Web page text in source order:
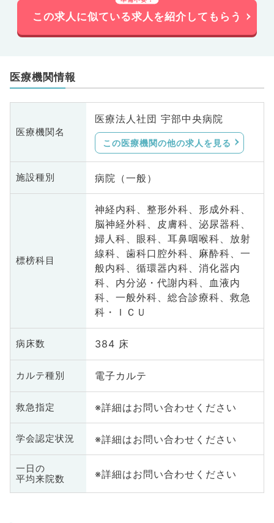
この求人に似ている求人を紹介してもらう
医療機関情報
医療機関名
医療法人社団 宇部中央病院
この医療機関の他の求人を見る
施設種別 病院（一般）
標榜科目
神経内科、整形外科、形成外科、
脳神経外科、皮膚科、泌尿器科、
婦人科、眼科、耳鼻咽喉科、放射
線科、歯科口腔外科、麻酔科、一
般内科、循環器内科、消化器内
科、内分泌・代謝内科、血液内
科、一般外科、総合診療科、救急
科・ＩＣＵ
病床数 384 床
カルテ種別 電子カルテ
救急指定 ※詳細はお問い合わせください
学会認定状況 ※詳細はお問い合わせください
一日の
平均来院数
※詳細はお問い合わせください